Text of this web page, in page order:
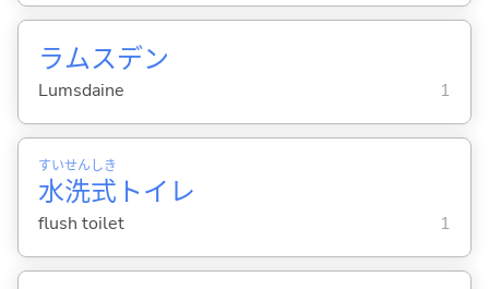
ラムスデン
Lumsdaine 1
水
すい
洗
せん
式
しき
トイレ
flush toilet 1